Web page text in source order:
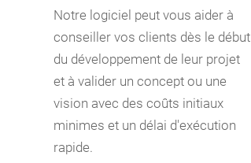
Notre logiciel peut vous aider à
conseiller vos clients dès le début
du développement de leur projet
et à valider un concept ou une
vision avec des coûts initiaux
minimes et un délai d'exécution
rapide.